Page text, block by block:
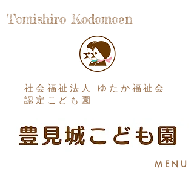
Tomishiro Kodomoen
社会福祉法人 ゆたか福祉会
認定こども園
MENU